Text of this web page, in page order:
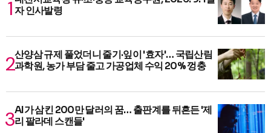
자 인사발령
산양삼 규제 풀었더니 줄기·잎이 '효자'… 국립산림
과학원, 농가 부담 줄고 가공업체 수익 20% 껑충
AI가 삼킨 200만 달러의 꿈… 출판계를 뒤흔든 '제
리 팔라데 스캔들'